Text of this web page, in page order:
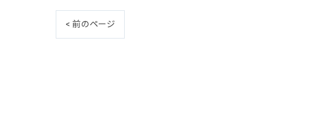
< 前のページ